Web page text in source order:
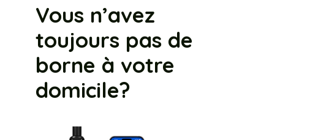
Vous n’avez
toujours pas de
borne à votre
domicile?